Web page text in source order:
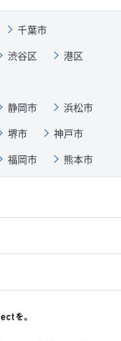
千葉市
渋谷区
港区
静岡市
浜松市
堺市
神戸市
福岡市 熊本市